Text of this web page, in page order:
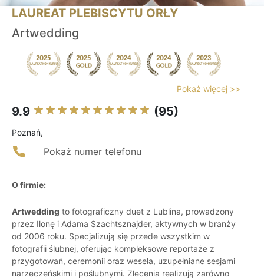
LAUREAT PLEBISCYTU ORŁY
Artwedding
Pokaż więcej >>
9.9 (95)
Poznań,
Pokaż numer telefonu
O firmie:
Artwedding to fotograficzny duet z Lublina, prowadzony
przez Ilonę i Adama Szachtsznajder, aktywnych w branży
od 2006 roku. Specjalizują się przede wszystkim w
fotografii ślubnej, oferując kompleksowe reportaże z
przygotowań, ceremonii oraz wesela, uzupełniane sesjami
narzeczeńskimi i poślubnymi. Zlecenia realizują zarówno